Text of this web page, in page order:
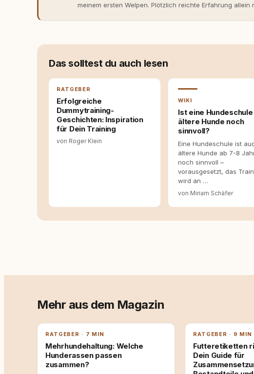
meinem ersten Welpen. Plötzlich reichte Erfahrung
Erfahrung entsteht echte Bindung dort, wo Verständnis
Das solltest du auch lesen
RATGEBER
Erfolgreiche
Dummytraining-
Geschichten: Inspiration
für Dein Training
von Roger Klein
WIKI
Ist eine
ältere Hunde noch
sinnvoll?
Eine Hundeschule ist
ältere Hunde ab 7-8
noch sinnvoll –
vorausgesetzt, das
wird an …
von Miriam Schäfer
Mehr aus dem Magazin
RATGEBER · 7 MIN
Mehrhundehaltung: Welche
Hunderassen passen
zusammen?
RATGEBER · 9 MIN
Futteretiketten
Dein Guide für